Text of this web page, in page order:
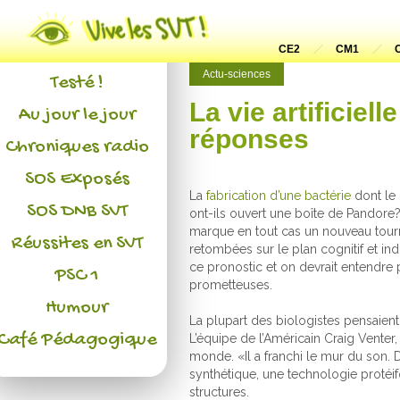
CE2 CM1
Actu-sciences
La vie
réponses
Lafabrication d’une bactérie dont le
ont-ils ouvert une boîte de
marque en tout cas un nouveau
retombées sur le plan cognitif et
ce pronostic et on devrait entendre
prometteuses.
La plupart des biologistes
L’équipe de l’Américain Craig
monde. «Il a franchi le mur du son.
synthétique, une technologie
structures.
Actualités
L'association
Testé !
Au jour le jour
Chroniques radio
SOS Exposés
SOS DNB SVT
Réussites en SVT
PSC 1
Humour
Pédagogique